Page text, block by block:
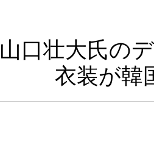
山口壮大氏の
衣装が韓